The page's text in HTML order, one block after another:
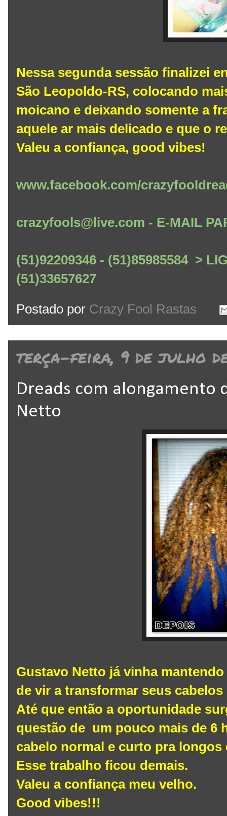
Nessa segunda sessão finalizei
São Leopoldo-RS, colocando
moicano e deixando somente a
aquele ar mais delicado e que o
Valeu a confiança, good vibes!
www.facebook.com/
crazyfools@live.com - E-MAIL
(51)92209346 - (51)85985584 >
(51)33657627
Postado por Crazy Fool Rastas
terça-feira, 9 de julho
Dreads com alongamento
Netto
Gustavo Netto já vinha
de vir a transformar seus
Até que então a oportunidade
questão de um pouco mais de 6
cabelo normal e curto pra
Esse trabalho ficou demais.
Valeu a confiança meu velho.
Good vibes!!!